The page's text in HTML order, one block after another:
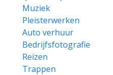
Muziek
Pleisterwerken
Auto verhuur
Bedrijfsfotografie
Reizen
Trappen